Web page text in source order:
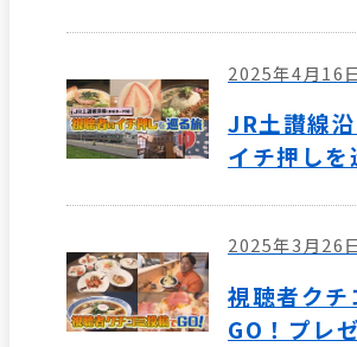
2025年4月16
JR土讃線
イチ押しを
2025年3月26
視聴者クチ
GO！プレ